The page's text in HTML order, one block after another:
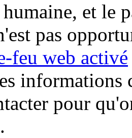
et le
pas
feu web activé
informations
pour